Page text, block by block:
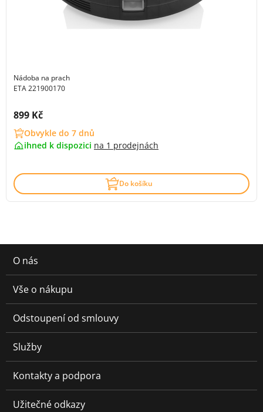
Nádoba na prach
ETA 221900170
Cena s DPH:
899 Kč
Obvykle do 7 dnů
ihned k dispozici na 1 prodejnách
Do košíku
O nás
Vše o nákupu
Odstoupení od smlouvy
Služby
Kontakty a podpora
Užitečné odkazy